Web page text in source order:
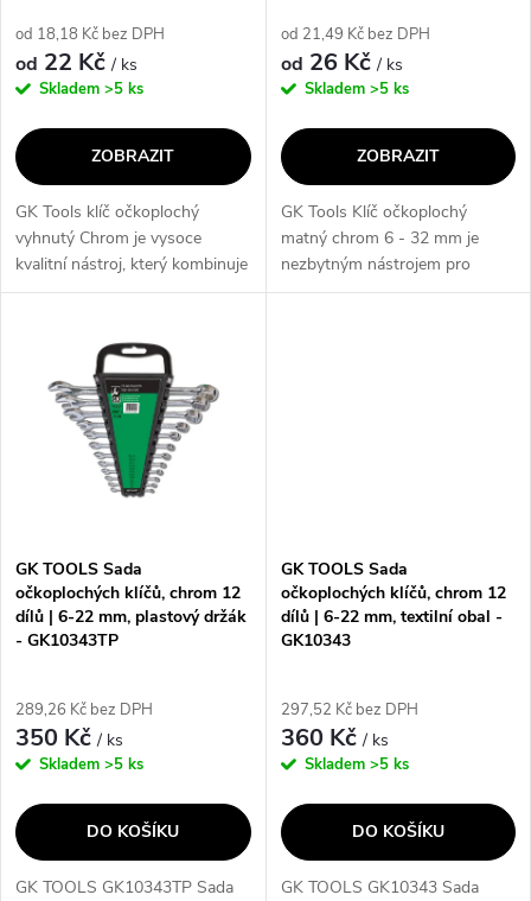
o
d
u
k
t
o
d
u
k
t
od 18,18 Kč bez DPH
od 22 Kč/ ks
Skladem >5 ks
ZOBRAZIT
GK Tools klíč očkoplochý
vyhnutý Chrom je vysoce
kvalitní nástroj, který kombinuje
očkoplochý tvar s vyhnutým
pohodlné použití. S rozsahem
velikostí od...
od 21,49 Kč bez DPH
od 26 Kč/ ks
Skladem >5 ks
ZOBRAZIT
GK Tools Klíč očkoplochý
matný chrom 6 - 32 mm je
nezbytným nástrojem pro
každého profesionálního
GK TOOLS Sada
očkoplochých klíčů, chrom 12
dílů | 6-22 mm, plastový držák
- GK10343TP
289,26 Kč bez DPH
350 Kč/ ks
Skladem >5 ks
DO KOŠÍKU
GK TOOLS GK10343TP Sada
GK TOOLS Sada
očkoplochých klíčů, chrom 12
dílů | 6-22 mm, textilní obal -
GK10343
297,52 Kč bez DPH
360 Kč/ ks
Skladem >5 ks
DO KOŠÍKU
GK TOOLS GK10343 Sada